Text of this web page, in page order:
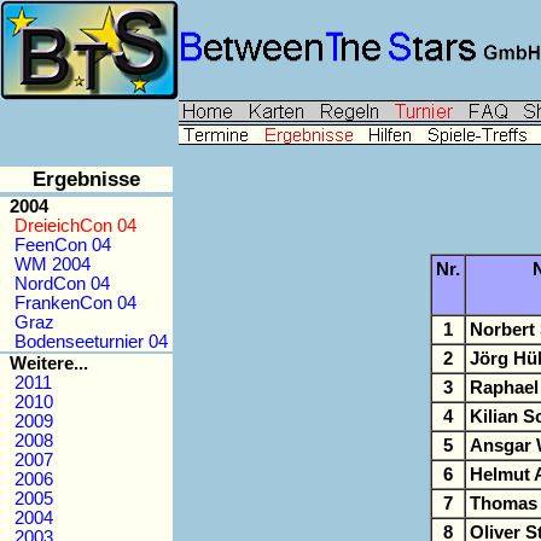
Ergebnisse
2004
DreieichCon 04
FeenCon 04
WM 2004
NordCon 04
FrankenCon 04
Graz
Bodenseeturnier 04
Weitere...
2011
2010
2009
2008
2007
2006
2005
2004
Nr.
1
Norbert
2
Jörg
3
4
Kilian
5
Ansgar
6
Helmut
7
8
Oliver